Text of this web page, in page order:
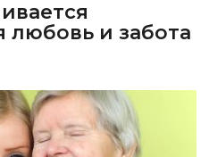
любовь и забота